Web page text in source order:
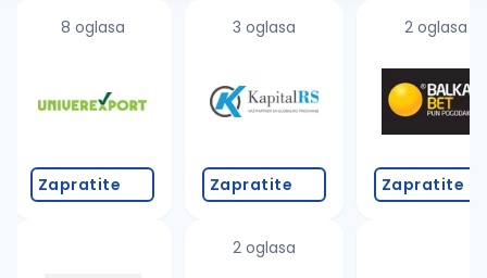
8 oglasa
Zapratite
3 oglasa
Zapratite
2 oglasa
2 oglasa
Zapratite